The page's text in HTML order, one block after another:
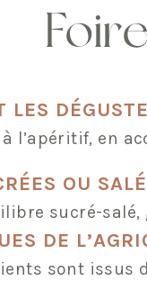
LES
l’apéritif, en
OU
sucré-
DE
sont issus